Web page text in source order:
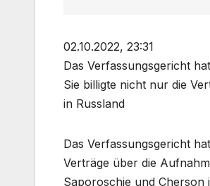
02.10.2022, 23:31
Das Verfassungsgericht
Sie billigte nicht nur die
in Russland
Das Verfassungsgericht
Verträge über die
Saporoschje und